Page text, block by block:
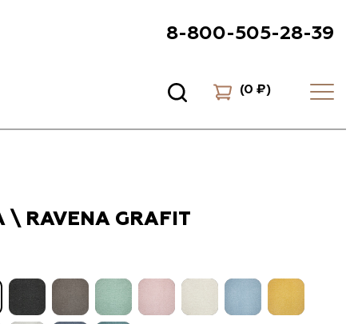
8-800-505-28-39
(0 ₽)
\ RAVENA GRAFIT